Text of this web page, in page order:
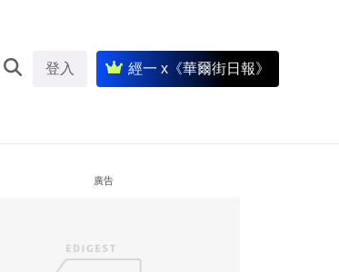
登入 經一 x《華爾街日報》
廣告